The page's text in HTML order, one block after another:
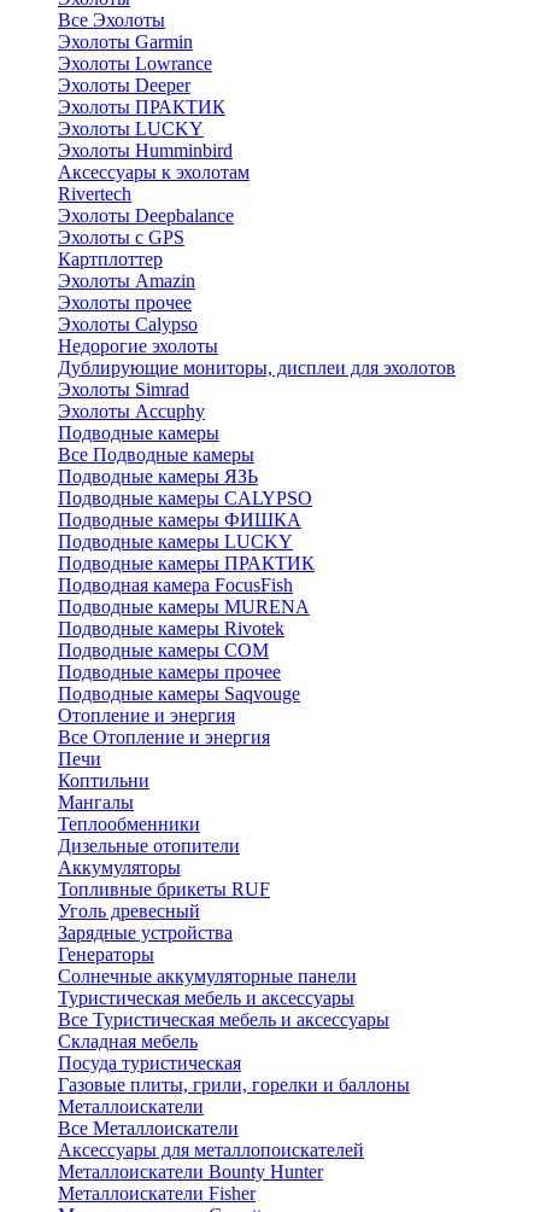
Все Эхолоты
Эхолоты Garmin
Эхолоты Lowrance
Эхолоты Deeper
Эхолоты ПРАКТИК
Эхолоты LUCKY
Эхолоты Humminbird
Аксессуары к эхолотам
Rivertech
Эхолоты Deepbalance
Эхолоты с GPS
Картплоттер
Эхолоты Amazin
Эхолоты прочее
Эхолоты Calypso
Недорогие эхолоты
Дублирующие мониторы, дисплеи для эхолотов
Эхолоты Simrad
Эхолоты Accuphy
Подводные камеры
Все Подводные камеры
Подводные камеры ЯЗЬ
Подводные камеры CALYPSO
Подводные камеры ФИШКА
Подводные камеры LUCKY
Подводные камеры ПРАКТИК
Подводная камера FocusFish
Подводные камеры MURENA
Подводные камеры Rivotek
Подводные камеры СОМ
Подводные камеры прочее
Подводные камеры Saqvouge
Отопление и энергия
Все Отопление и энергия
Печи
Коптильни
Мангалы
Теплообменники
Дизельные отопители
Аккумуляторы
Топливные брикеты RUF
Уголь древесный
Зарядные устройства
Генераторы
Солнечные аккумуляторные панели
Туристическая мебель и аксессуары
Все Туристическая мебель и аксессуары
Складная мебель
Посуда туристическая
Газовые плиты, грили, горелки и баллоны
Металлоискатели
Все Металлоискатели
Аксессуары для металлопоискателей
Металлоискатели Bounty Hunter
Металлоискатели Fisher